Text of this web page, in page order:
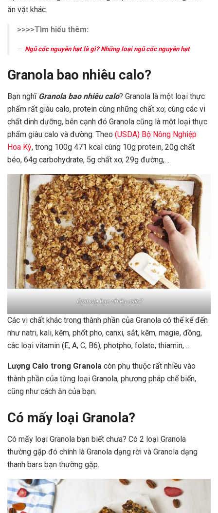
ăn vặt khác.
>>>>Tìm hiểu thêm:
Ngũ cốc nguyên hạt là gì? Những loại ngũ cốc nguyên hạt
Granola bao nhiêu calo?
Bạn nghĩ Granola bao nhiêu calo? Granola là một loại thực
phẩm rất giàu calo, protein cùng những chất xơ, cùng các vi
chất dinh dưỡng, bên cạnh đó Granola cũng là một loại thực
phẩm giàu calo và đường. Theo (USDA) Bộ Nông Nghiệp
Hoa Kỳ, trong 100g 471 kcal cùng 10g protein, 20g chất
béo, 64g carbohydrate, 5g chất xơ, 29g đường,…
Granola bao nhiêu calo?
Các vi chất khác trong thành phần của Granola có thể kể đến
như natri, kali, kẽm, phốt pho, canxi, sắt, kẽm, magie, đồng,
các loại vitamin (E, A, C, B6), photpho, folate, thiamin, …
Lượng Calo trong Granola còn phụ thuộc rất nhiều vào
thành phần của từng loại Granola, phương pháp chế biến,
cũng như cách ăn của bạn.
Có mấy loại Granola?
Có mấy loại Granola bạn biết chưa? Có 2 loại Granola
thường gặp đó chính là Granola dạng rời và Granola dạng
thanh bars bạn thường gặp.